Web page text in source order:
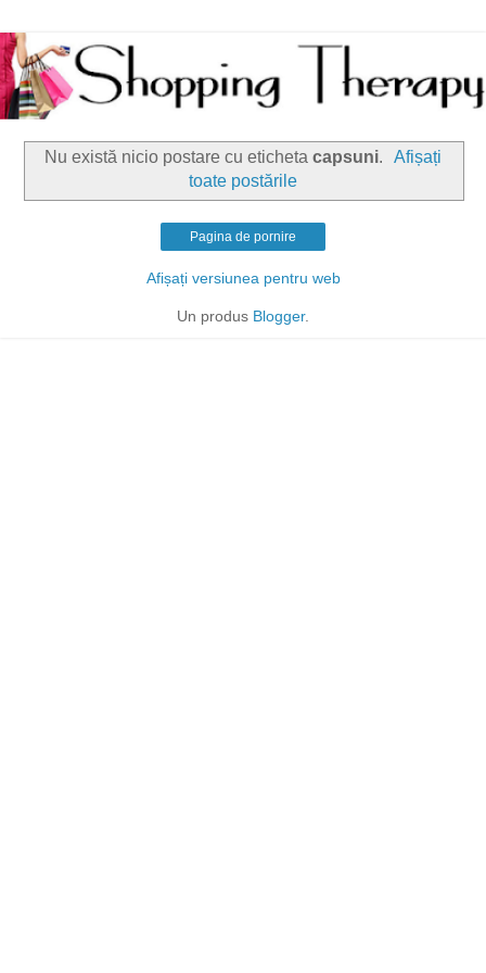
Nu există nicio postare cu eticheta capsuni.
Afișați
toate postările
Pagina de pornire
Afișați versiunea pentru web
Un produs Blogger.